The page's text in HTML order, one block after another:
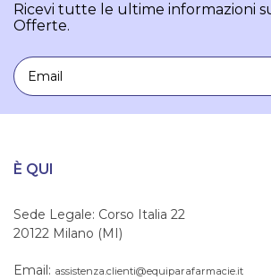
Ricevi tutte le ultime informazioni
Offerte.
Email
È QUI
Sede Legale: Corso Italia 22
20122 Milano (MI)
Email: assistenza.clienti@equiparafarmacie.it